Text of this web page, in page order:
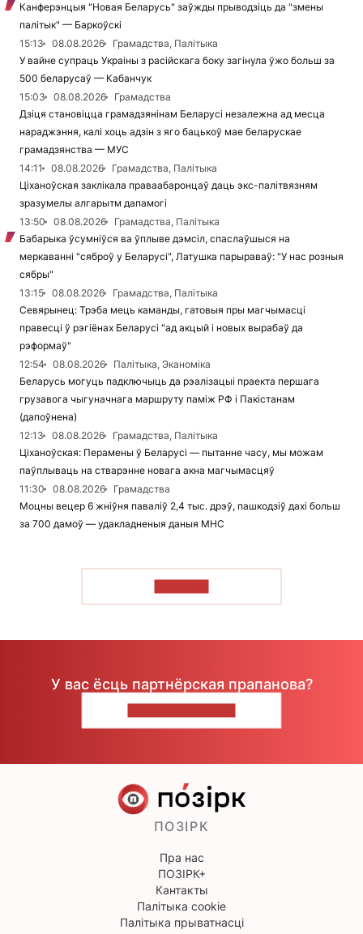
Канферэнцыя "Новая Беларусь" заўжды прыводзіць да "змены
палітык" — Баркоўскі
15:13
08.08.2026
Грамадства, Палітыка
У вайне супраць Украіны з расійскага боку загінула ўжо больш за
500 беларусаў — Кабанчук
15:03
08.08.2026
Грамадства
Дзіця становіцца грамадзянінам Беларусі незалежна ад месца
нараджэння, калі хоць адзін з яго бацькоў мае беларускае
грамадзянства — МУС
14:11
08.08.2026
Грамадства, Палітыка
Ціханоўская заклікала праваабаронцаў даць экс-палітвязням
зразумелы алгарытм дапамогі
13:50
08.08.2026
Грамадства, Палітыка
Бабарыка ўсумніўся ва ўплыве дэмсіл, спаслаўшыся на
меркаванні "сяброў у Беларусі", Латушка парыраваў: "У нас розныя
сябры"
13:15
08.08.2026
Грамадства, Палітыка
Севярынец: Трэба мець каманды, гатовыя пры магчымасці
правесці ў рэгіёнах Беларусі "ад акцый і новых вырабаў да
рэформаў"
12:54
08.08.2026
Палітыка, Эканоміка
Беларусь могуць падключыць да рэалізацыі праекта першага
грузавога чыгуначнага маршруту паміж РФ і Пакістанам
(дапоўнена)
12:13
08.08.2026
Грамадства, Палітыка
Ціханоўская: Перамены ў Беларусі — пытанне часу, мы можам
паўплываць на стварэнне новага акна магчымасцяў
11:30
08.08.2026
Грамадства
Моцны вецер 6 жніўня паваліў 2,4 тыс. дрэў, пашкодзіў дахі больш
за 700 дамоў — удакладненыя даныя МНС
У вас ёсць партнёрская прапанова?
ПОЗІРК
Пра нас
ПОЗІРК+
Кантакты
Палітыка cookie
Палітыка прыватнасці